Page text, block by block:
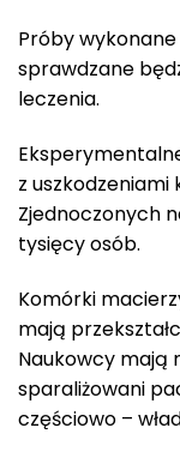
Próby
sprawdzane
leczenia.
z uszkodzeniami
Zjednoczonych
tysięcy osób.
Komórki
mają
Naukowcy mają
sparaliżowani
częściowo –